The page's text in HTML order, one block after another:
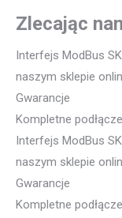
Zlecając
Interfejs ModBus
naszym sklepie
Gwarancje
Kompletne
Interfejs ModBus
naszym sklepie
Gwarancje
Kompletne